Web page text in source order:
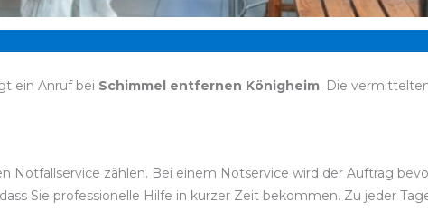
ein Anruf bei Schimmel entfernen Königheim. Die
Notfallservice zählen. Bei einem Notservice wird der Auftrag
Sie professionelle Hilfe in kurzer Zeit bekommen. Zu jeder